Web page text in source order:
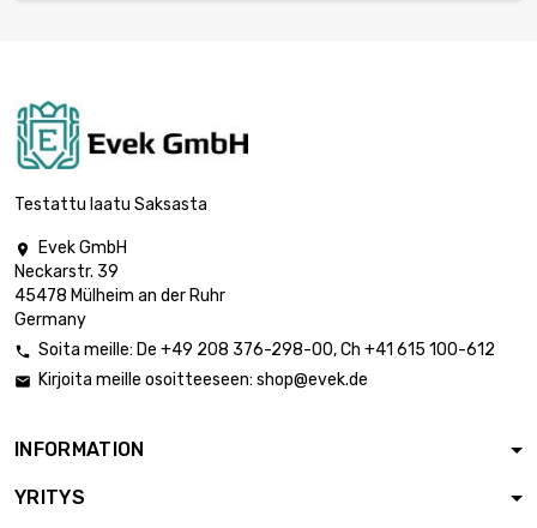
Testattu laatu Saksasta

Evek GmbH
Neckarstr. 39
45478 Mülheim an der Ruhr
Germany
 Soita meille: De +49 208 376-298-00, Ch +41 615 100-612
 Kirjoita meille osoitteeseen: shop@evek.de
INFORMATION
YRITYS